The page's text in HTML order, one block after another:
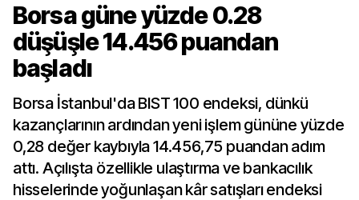
Borsa güne yüzde 0.28
düşüşle 14.456 puandan
başladı
Borsa İstanbul'da BIST 100 endeksi, dünkü
kazançlarının ardından yeni işlem gününe yüzde
0,28 değer kaybıyla 14.456,75 puandan adım
attı. Açılışta özellikle ulaştırma ve bankacılık
hisselerinde yoğunlaşan kâr satışları endeksi